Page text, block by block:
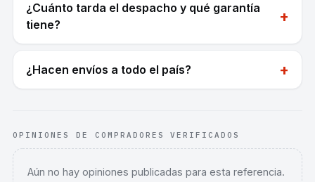
¿Cuánto tarda el despacho y qué garantía
tiene?
+
¿Hacen envíos a todo el país? +
OPINIONES DE COMPRADORES VERIFICADOS
Aún no hay opiniones publicadas para esta referencia.